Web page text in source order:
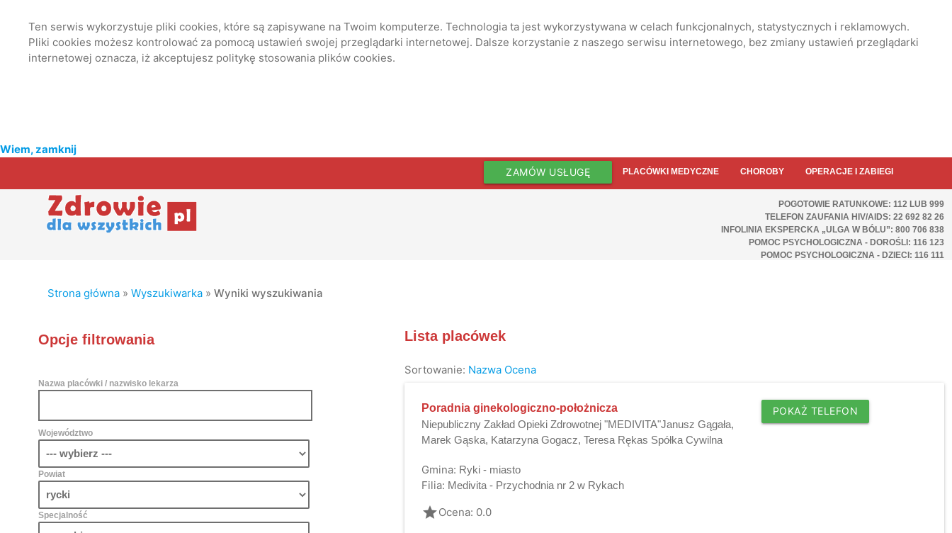
Ten serwis wykorzystuje pliki cookies, które są zapisywane na Twoim komputerze. Technologia ta jest wykorzystywana w celach funkcjonalnych, statystycznych i reklamowych.
Pliki cookies możesz kontrolować za pomocą ustawień swojej przeglądarki internetowej. Dalsze korzystanie z naszego serwisu internetowego, bez zmiany ustawień przeglądarki
internetowej oznacza, iż akceptujesz politykę stosowania plików cookies.
Wiem, zamknij
ZAMÓW USŁUGĘ PLACÓWKI MEDYCZNE CHOROBY OPERACJE I ZABIEGI
POGOTOWIE RATUNKOWE: 112 LUB 999
TELEFON ZAUFANIA HIV/AIDS: 22 692 82 26
INFOLINIA EKSPERCKA „ULGA W BÓLU”: 800 706 838
POMOC PSYCHOLOGICZNA - DOROŚLI: 116 123
POMOC PSYCHOLOGICZNA - DZIECI: 116 111
Strona główna »Wyszukiwarka »Wyniki wyszukiwania
Opcje filtrowania
Nazwa placówki / nazwisko lekarza
Województwo
Powiat
Specjalność
Lista placówek
Sortowanie: Nazwa Ocena
Poradnia ginekologiczno-położnicza
Niepubliczny Zakład Opieki Zdrowotnej "MEDIVITA"Janusz Gągała,
Marek Gąska, Katarzyna Gogacz, Teresa Rękas Spółka Cywilna
POKAŻ TELEFON
Gmina: Ryki - miasto
Filia: Medivita - Przychodnia nr 2 w Rykach
gradeOcena: 0.0